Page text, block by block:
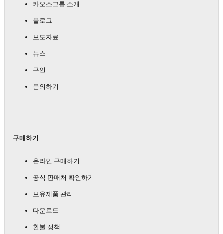
카오스그룹 소개
블로그
보도자료
뉴스
구인
문의하기
구매하기
온라인 구매하기
공식 판매처 확인하기
보유제품 관리
다운로드
환불 정책